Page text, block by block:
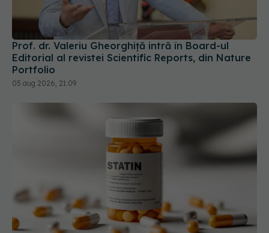
Prof. dr. Valeriu Gheorghiță intră în Board-ul
Editorial al revistei Scientific Reports, din Nature
Portfolio
05 aug 2026, 21:09